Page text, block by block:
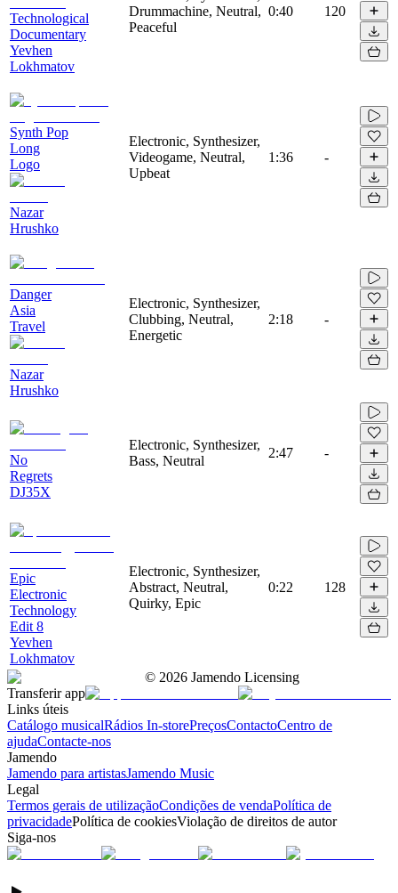
Technological
Documentary
Yevhen
Lokhmatov
Drummachine, Neutral,
Peaceful
0:40 120
Synth Pop
Long
Logo
Nazar
Hrushko
Electronic, Synthesizer,
Videogame, Neutral,
Upbeat
1:36 -
Danger
Asia
Travel
Nazar
Hrushko
Electronic, Synthesizer,
Clubbing, Neutral,
Energetic
2:18 -
No
Regrets
DJ35X
Electronic, Synthesizer,
Bass, Neutral
2:47 -
Epic
Electronic
Technology
Edit 8
Yevhen
Lokhmatov
Electronic, Synthesizer,
Abstract, Neutral,
Quirky, Epic
0:22 128
© 2026 Jamendo Licensing
Transferir app
Links úteis
Catálogo musicalRádios In-storePreçosContactoCentro de
ajudaContacte-nos
Jamendo
Jamendo para artistasJamendo Music
Legal
Termos gerais de utilizaçãoCondições de vendaPolítica de
privacidadePolítica de cookiesViolação de direitos de autor
Siga-nos